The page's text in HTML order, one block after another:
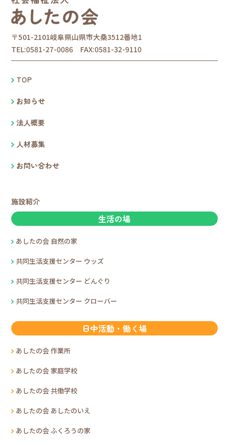
〒501-2101岐阜県山県市大桑3512番地1
TEL:0581-27-0086 FAX:0581-32-9110
TOP
お知らせ
法人概要
人材募集
お問い合わせ
施設紹介
生活の場
あしたの会 自然の家
共同生活支援センター ウッズ
共同生活支援センター どんぐり
共同生活支援センター クローバー
日中活動・働く場
あしたの会 作業所
あしたの会 家庭学校
あしたの会 共働学校
あしたの会 あしたのいえ
あしたの会 ふくろうの家